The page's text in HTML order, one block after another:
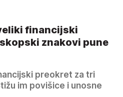
financijski
znakovi pune
preokret za tri
im povišice i unosne